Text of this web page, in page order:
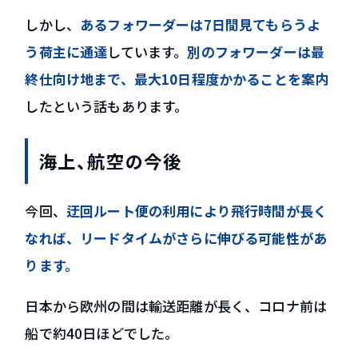
しかし、 あるフォワーダーは7日間見てもらうよ
う荷主に通達しています。 別のフォワーダーは最
終仕向け地まで、最大10日程度かかることを案内
したという話もあります。
海上、航空の今後
今回、 迂回ルート便の利用により飛行時間が長く
なれば、リードタイムがさらに伸びる可能性があ
ります。
日本から欧州の間は輸送距離が長く、コロナ前は
船で約40日ほどでした。